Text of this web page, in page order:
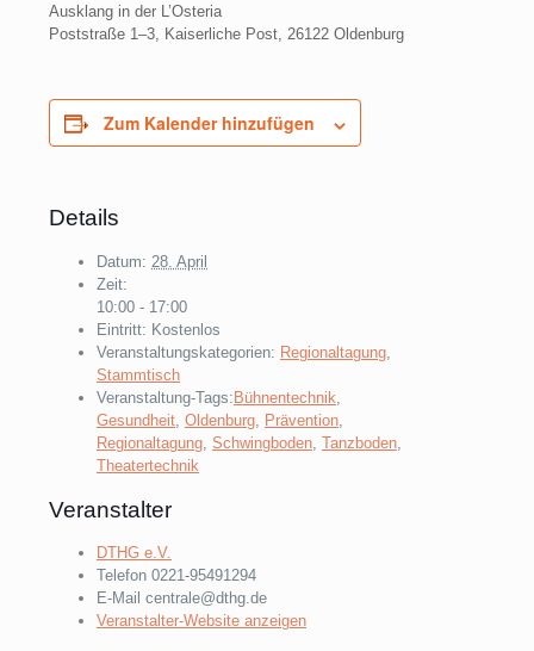
Ausklang in der L’Osteria
Poststraße 1–3, Kaiserliche Post, 26122 Oldenburg
Zum Kalender hinzufügen
Details
Datum: 28. April
Zeit:
10:00 - 17:00
Eintritt: Kostenlos
Veranstaltungskategorien: Regionaltagung
Stammtisch
Veranstaltung-Tags: Bühnentechnik
Gesundheit Oldenburg Prävention
Regionaltagung Schwingboden Tanzboden
Theatertechnik
Veranstalter
DTHG e.V.
Telefon 0221-95491294
E-Mail centrale@dthg.de
Veranstalter-Website anzeigen